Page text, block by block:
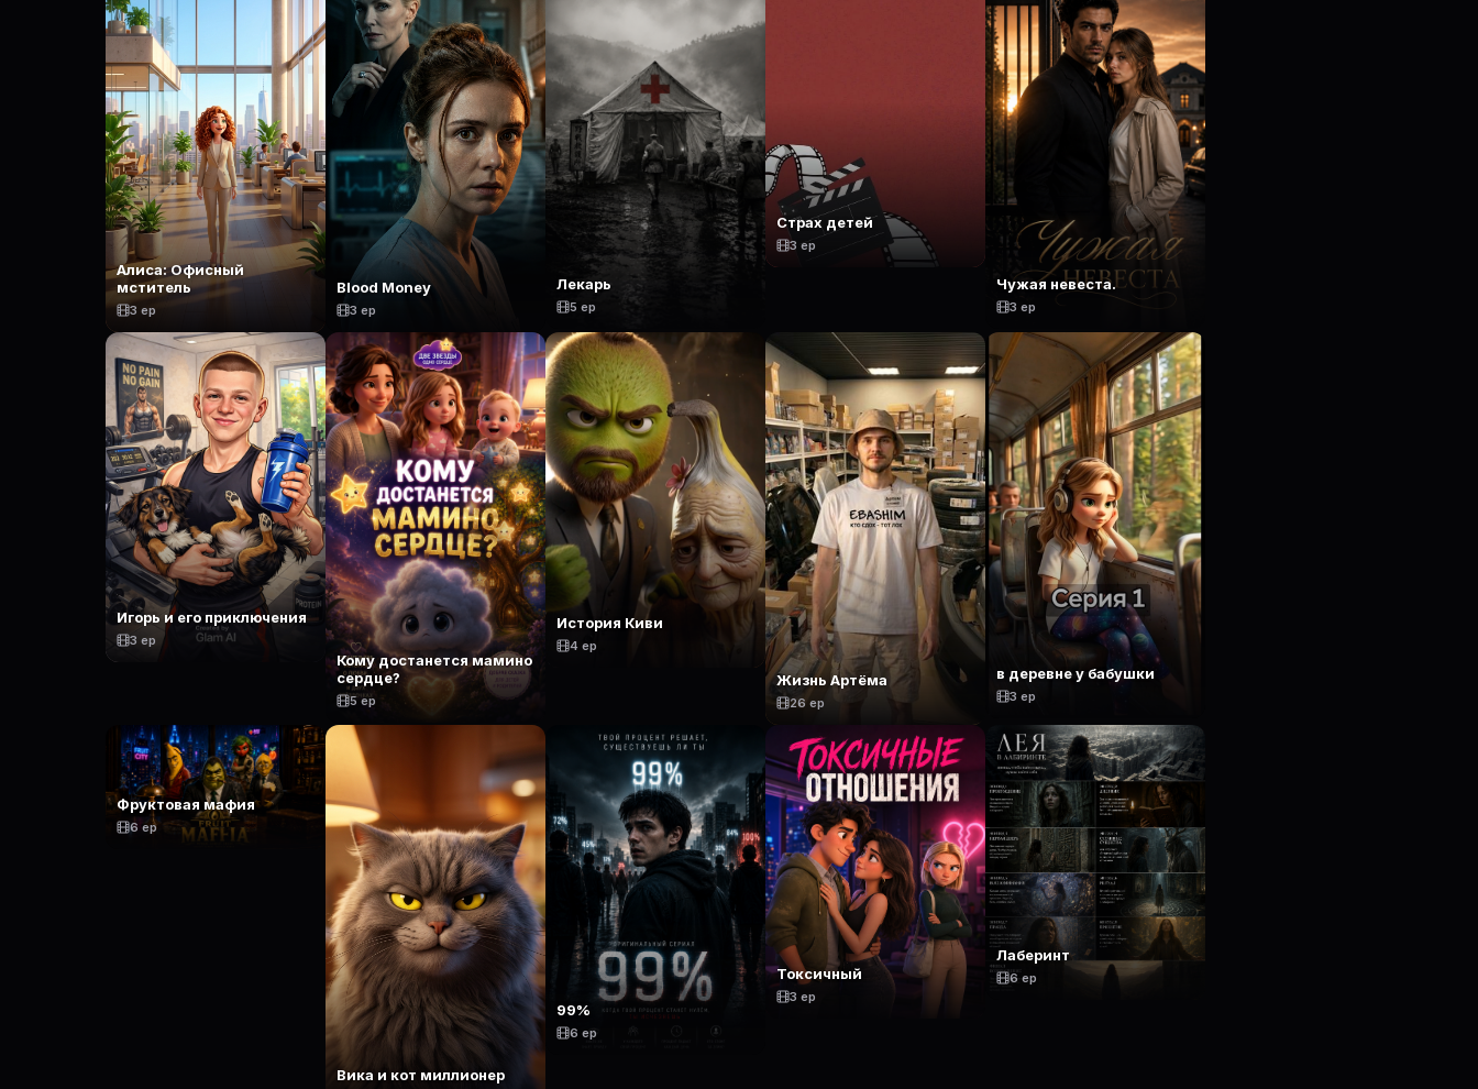
Алиса: Офисный
мститель
3 ep
Blood Money
3 ep
Лекарь
5 ep
Страх детей
3 ep
Чужая невеста.
3 ep
Игорь и его приключения
3 ep
Кому достанется мамино
сердце?
5 ep
История Киви
4 ep
Жизнь Артёма
26 ep
в деревне у бабушки
3 ep
Фруктовая мафия
6 ep
Вика и кот миллионер
99%
6 ep
Токсичный
3 ep
Лаберинт
6 ep